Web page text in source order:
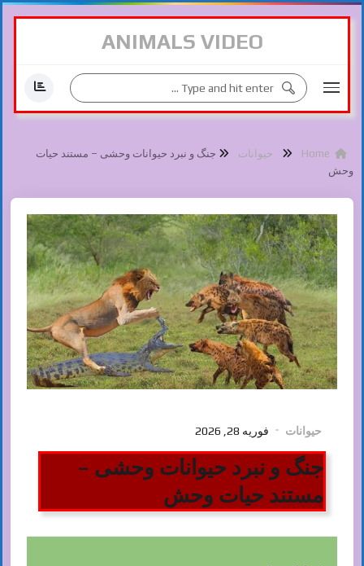
ANIMALS VIDEO
حیوانات
جنگ و نبرد حیوانات وحشی – مستند حیات
وحش
حیوانات فوریه 28, 2026
جنگ و نبرد حیوانات وحشی –
مستند حیات وحش